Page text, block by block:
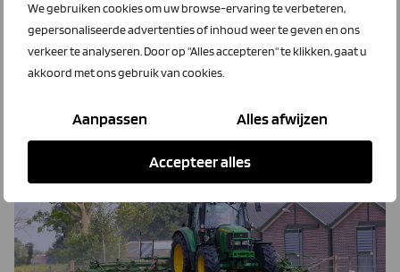
We gebruiken cookies om uw browse-ervaring te verbeteren,
gepersonaliseerde advertenties of inhoud weer te geven en ons
verkeer te analyseren. Door op "Alles accepteren" te klikken, gaat u
akkoord met ons gebruik van cookies.
Aanpassen Alles afwijzen
Accepteer alles
Geavanceerdere technologie op het gebied van hitte- en
rookdetectie helpt brand en broei in de stal of kas sneller
te signaleren en te voorkomen. Maar waar begin je?